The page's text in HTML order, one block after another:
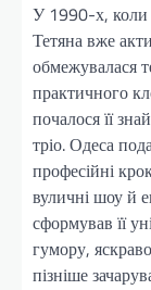
У 1990-х, коли
Тетяна вже
обмежувалася
практичного
почалося її
тріо. Одеса
професійні
вуличні шоу й
сформував її
гумору,
пізніше